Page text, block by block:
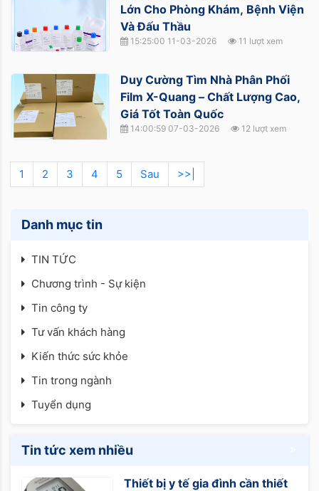
Lớn Cho Phòng Khám, Bệnh Viện
Và Đấu Thầu
15:25:00 11-03-2026 11 lượt xem
Duy Cường Tìm Nhà Phân Phối
Film X-Quang – Chất Lượng Cao,
Giá Tốt Toàn Quốc
14:00:59 07-03-2026 12 lượt xem
1 2 3 4 5 Sau >>|
Danh mục tin
TIN TỨC
Chương trình - Sự kiện
Tin công ty
Tư vấn khách hàng
Kiến thức sức khỏe
Tin trong ngành
Tuyển dụng
Tin tức xem nhiều
Thiết bị y tế gia đình cần thiết